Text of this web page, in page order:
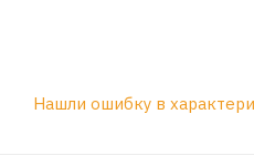
Нашли ошибку в